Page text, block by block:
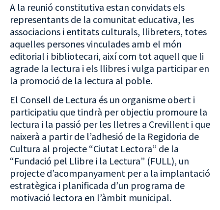
A la reunió constitutiva estan convidats els
representants de la comunitat educativa, les
associacions i entitats culturals, llibreters, totes
aquelles persones vinculades amb el món
editorial i bibliotecari, així com tot aquell que li
agrade la lectura i els llibres i vulga participar en
la promoció de la lectura al poble.
El Consell de Lectura és un organisme obert i
participatiu que tindrà per objectiu promoure la
lectura i la passió per les lletres a Crevillent i que
naixerà a partir de l’adhesió de la Regidoria de
Cultura al projecte “Ciutat Lectora” de la
“Fundació pel Llibre i la Lectura” (FULL), un
projecte d’acompanyament per a la implantació
estratègica i planificada d’un programa de
motivació lectora en l’àmbit municipal.